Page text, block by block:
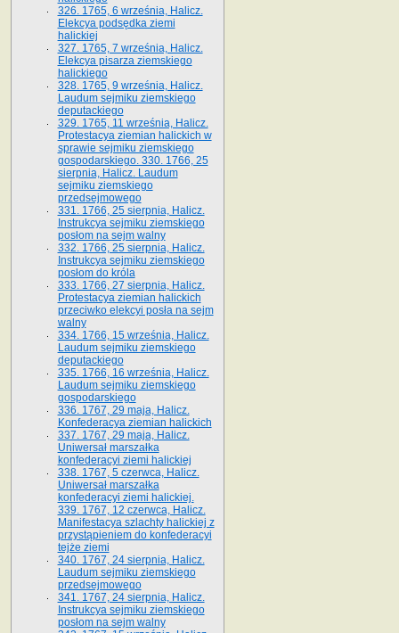
326. 1765, 6 września, Halicz.
Elekcya podsędka ziemi
halickiej
327. 1765, 7 września, Halicz.
Elekcya pisarza ziemskiego
halickiego
328. 1765, 9 września, Halicz.
Laudum sejmiku ziemskiego
deputackiego
329. 1765, 11 września, Halicz.
Protestacya ziemian halickich w
sprawie sejmiku ziemskiego
gospodarskiego. 330. 1766, 25
sierpnia, Halicz. Laudum
sejmiku ziemskiego
przedsejmowego
331. 1766, 25 sierpnia, Halicz.
Instrukcya sejmiku ziemskiego
posłom na sejm walny
332. 1766, 25 sierpnia, Halicz.
Instrukcya sejmiku ziemskiego
posłom do króla
333. 1766, 27 sierpnia, Halicz.
Protestacya ziemian halickich
przeciwko elekcyi posła na sejm
walny
334. 1766, 15 września, Halicz.
Laudum sejmiku ziemskiego
deputackiego
335. 1766, 16 września, Halicz.
Laudum sejmiku ziemskiego
gospodarskiego
336. 1767, 29 maja, Halicz.
Konfederacya ziemian halickich
337. 1767, 29 maja, Halicz.
Uniwersał marszałka
konfederacyi ziemi halickiej
338. 1767, 5 czerwca, Halicz.
Uniwersał marszałka
konfederacyi ziemi halickiej.
339. 1767, 12 czerwca, Halicz.
Manifestacya szlachty halickiej z
przystąpieniem do konfederacyi
tejże ziemi
340. 1767, 24 sierpnia, Halicz.
Laudum sejmiku ziemskiego
przedsejmowego
341. 1767, 24 sierpnia, Halicz.
Instrukcya sejmiku ziemskiego
posłom na sejm walny